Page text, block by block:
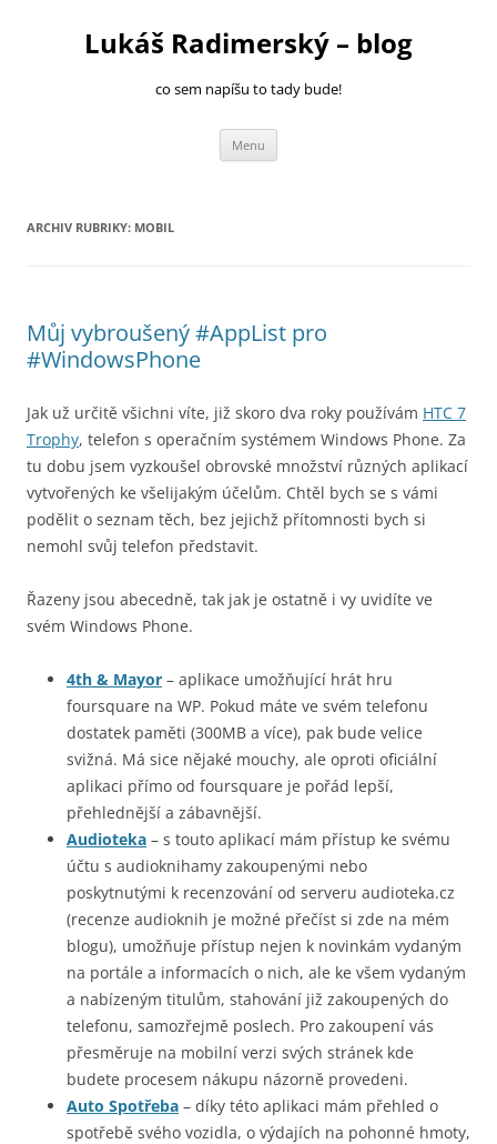
Lukáš Radimerský – blog
co sem napíšu to tady bude!
Menu
ARCHIV RUBRIKY: MOBIL
Můj vybroušený #AppList pro
#WindowsPhone
Jak už určitě všichni víte, již skoro dva roky používám HTC 7
Trophy, telefon s operačním systémem Windows Phone. Za
tu dobu jsem vyzkoušel obrovské množství různých aplikací
vytvořených ke všelijakým účelům. Chtěl bych se s vámi
podělit o seznam těch, bez jejichž přítomnosti bych si
nemohl svůj telefon představit.
Řazeny jsou abecedně, tak jak je ostatně i vy uvidíte ve
svém Windows Phone.
4th & Mayor – aplikace umožňující hrát hru
foursquare na WP. Pokud máte ve svém telefonu
dostatek paměti (300MB a více), pak bude velice
svižná. Má sice nějaké mouchy, ale oproti oficiální
aplikaci přímo od foursquare je pořád lepší,
přehlednější a zábavnější.
Audioteka – s touto aplikací mám přístup ke svému
účtu s audioknihamy zakoupenými nebo
poskytnutými k recenzování od serveru audioteka.cz
(recenze audioknih je možné přečíst si zde na mém
blogu), umožňuje přístup nejen k novinkám vydaným
na portále a informacích o nich, ale ke všem vydaným
a nabízeným titulům, stahování již zakoupených do
telefonu, samozřejmě poslech. Pro zakoupení vás
přesměruje na mobilní verzi svých stránek kde
budete procesem nákupu názorně provedeni.
Auto Spotřeba – díky této aplikaci mám přehled o
spotřebě svého vozidla, o výdajích na pohonné hmoty,